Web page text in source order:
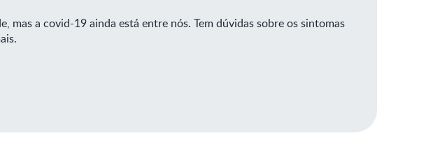
mas a covid-19 ainda está entre nós. Tem dúvidas sobre os sintomas